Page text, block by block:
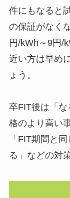
件にもなると
の保証がなく
円/kWh～9円/
近い方は早め
ょう。
卒FIT後は「
格のより高い
「FIT期間と
る」などの対